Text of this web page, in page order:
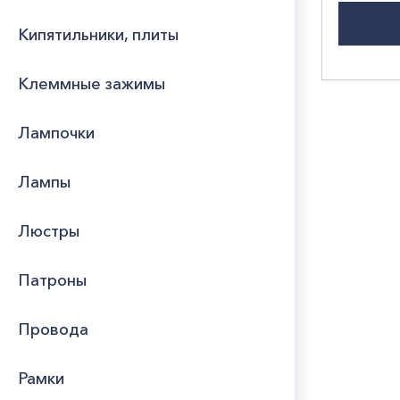
Кипятильники, плиты
Клеммные зажимы
Лампочки
Лампы
Люстры
Патроны
Провода
Рамки